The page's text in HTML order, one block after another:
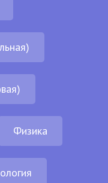
Физика